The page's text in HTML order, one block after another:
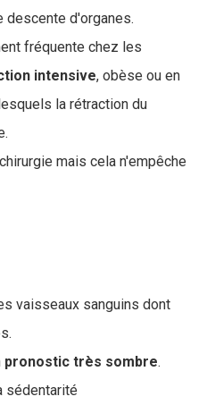
descente d'organes.
fréquente chez les
intensive, obèse ou en
la rétraction du
mais cela n'empêche
vaisseaux sanguins dont
pronostic très sombre.
sédentarité